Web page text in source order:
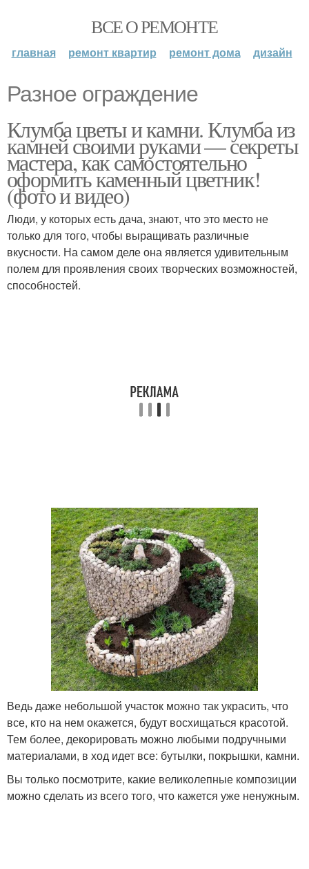
ВСЕ О РЕМОНТЕ
главная ремонт квартир ремонт дома дизайн
Разное ограждение
Клумба цветы и камни. Клумба из
камней своими руками — секреты
мастера, как самостоятельно
оформить каменный цветник!
(фото и видео)
Люди, у которых есть дача, знают, что это место не
только для того, чтобы выращивать различные
вкусности. На самом деле она является удивительным
полем для проявления своих творческих возможностей,
способностей.
Ведь даже небольшой участок можно так украсить, что
все, кто на нем окажется, будут восхищаться красотой.
Тем более, декорировать можно любыми подручными
материалами, в ход идет все: бутылки, покрышки, камни.
Вы только посмотрите, какие великолепные композиции
можно сделать из всего того, что кажется уже ненужным.